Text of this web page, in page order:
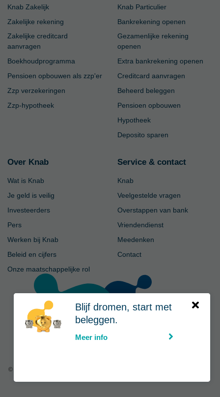
Blijf dromen, start met
beleggen.
Meer info
Knab Zakelijk
Zakelijke rekening
Zakelijke creditcard
aanvragen
Boekhoudprogramma
Pensioen opbouwen als zzp'er
Zzp verzekeringen
Zzp-hypotheek
Knab Particulier
Bankrekening openen
Gezamenlijke rekening
openen
Extra bankrekening openen
Creditcard aanvragen
Beheerd beleggen
Pensioen opbouwen
Hypotheek
Deposito sparen
Over Knab
Wat is Knab
Je geld is veilig
Investeerders
Pers
Werken bij Knab
Beleid en cijfers
Onze maatschappelijke rol
Service & contact
Knab
Veelgestelde vragen
Overstappen van bank
Vriendendienst
Meedenken
Contact
© Knab